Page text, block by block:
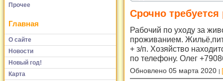
Прочее
Главная
О сайте
Новости
Новый год!
Карта
Срочно требуется
Рабочий по уходу за
проживанием.
+ з/п. Хозяйство
по телефону. Олег
Обновлено 05 марта 2020